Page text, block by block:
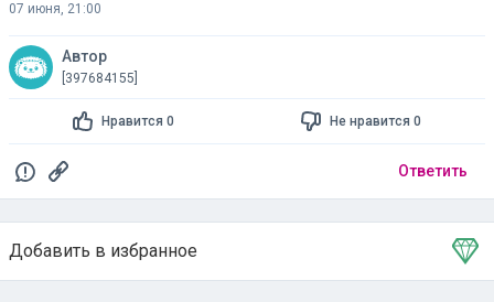
07 июня, 21:00
Автор
[397684155]
Нравится 0 Не нравится 0
Ответить
Добавить в избранное
Тема в избранном